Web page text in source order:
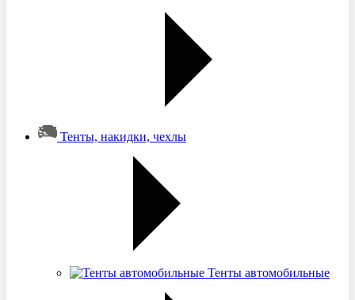
Тенты, накидки, чехлы
Тенты автомобильные